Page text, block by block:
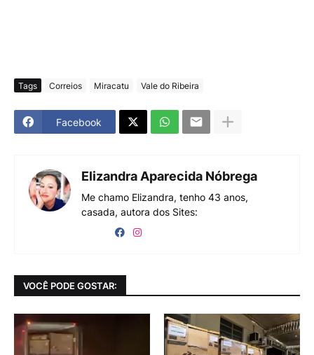
Tags Correios Miracatu Vale do Ribeira
Facebook
Elizandra Aparecida Nóbrega
Me chamo Elizandra, tenho 43 anos,
casada, autora dos Sites:
VOCÊ PODE GOSTAR: